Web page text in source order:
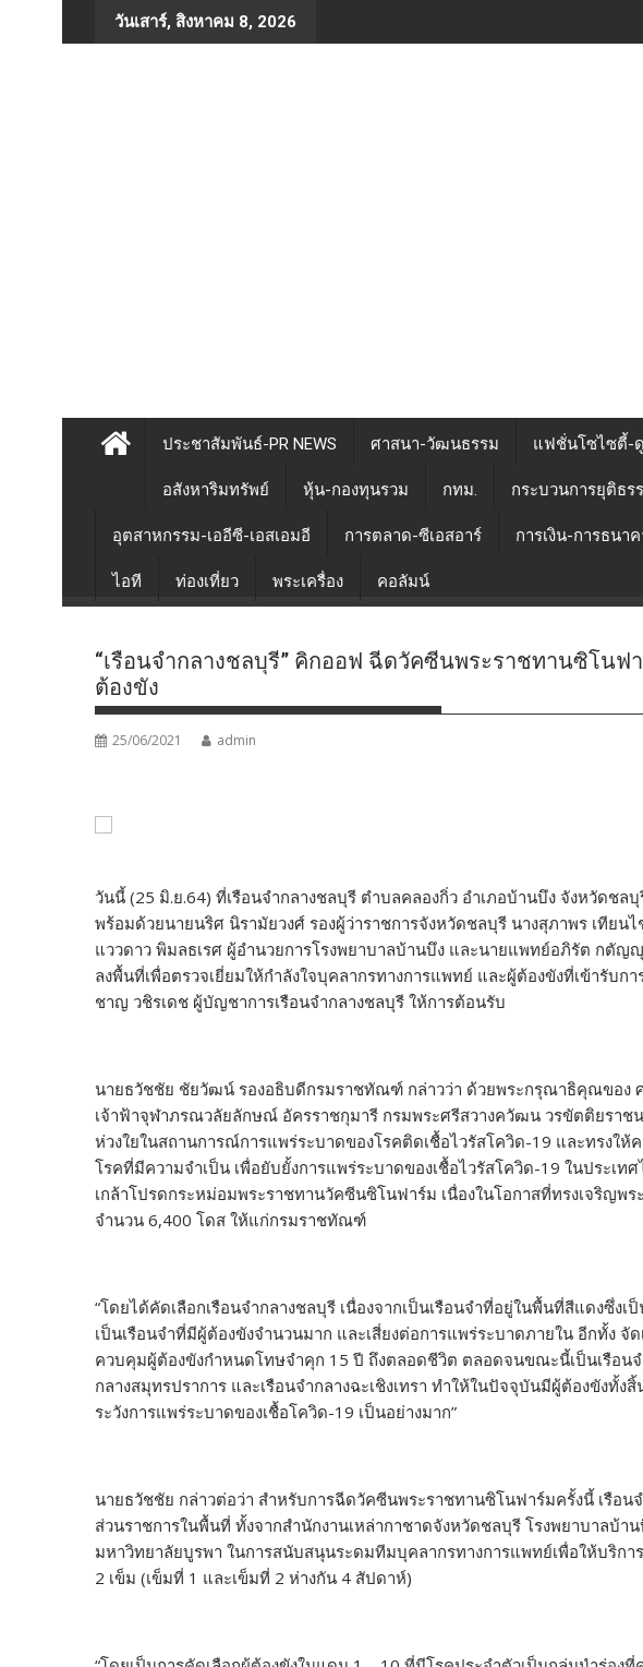
to
วันเสาร์, สิงหาคม 8, 2026
ประชาสัมพันธ์-PR NEWS ศาสนา-วัฒนธรรม แฟชั่นโซไซตี้-
อสังหาริมทรัพย์ หุ้น-กองทุนรวม กทม. กระบวนการยุติธร
อุตสาหกรรม-เออีซี-เอสเอมอี การตลาด-ซีเอสอาร์ การเงิน-การธนา
ไอที ท่องเที่ยว พระเครื่อง คอลัมน์
“เรือนจำกลางชลบุรี” คิกออฟ ฉีดวัคซีนพระราชทานซิโนฟ
ต้องขัง
25/06/2021 admin
วันนี้ (25 มิ.ย.64) ที่เรือนจำกลางชลบุรี ตำบลคลองกิ่ว อำเภอบ้านบึง จังหวัด
พร้อมด้วยนายนริศ นิรามัยวงศ์ รองผู้ว่าราชการจังหวัดชลบุรี นางสุภาพร เทีย
แววดาว พิมลธเรศ ผู้อำนวยการโรงพยาบาลบ้านบึง และนายแพทย์อภิรัต กตั
ลงพื้นที่เพื่อตรวจเยี่ยมให้กำลังใจบุคลากรทางการแพทย์ และผู้ต้องขังที่เข้ารับ
ชาญ วชิรเดช ผู้บัญชาการเรือนจำกลางชลบุรี ให้การต้อนรับ
นายธวัชชัย ชัยวัฒน์ รองอธิบดีกรมราชทัณฑ์ กล่าวว่า ด้วยพระกรุณาธิคุณของ ศ
เจ้าฟ้าจุฬาภรณวลัยลักษณ์ อัครราชกุมารี กรมพระศรีสวางควัฒน วรขัตติยราช
ห่วงใยในสถานการณ์การแพร่ระบาดของโรคติดเชื้อไวรัสโควิด-19 และทรงใ
โรคที่มีความจำเป็น เพื่อยับยั้งการแพร่ระบาดของเชื้อไวรัสโควิด-19 ในประเท
เกล้าโปรดกระหม่อมพระราชทานวัคซีนซิโนฟาร์ม เนื่องในโอกาสที่ทรงเจริญพ
จำนวน 6,400 โดส ให้แก่กรมราชทัณฑ์
“โดยได้คัดเลือกเรือนจำกลางชลบุรี เนื่องจากเป็นเรือนจำที่อยู่ในพื้นที่สีแดงซึ่ง
เป็นเรือนจำที่มีผู้ต้องขังจำนวนมาก และเสี่ยงต่อการแพร่ระบาดภายใน อีกทั้ง จั
ควบคุมผู้ต้องขังกำหนดโทษจำคุก 15 ปี ถึงตลอดชีวิต ตลอดจนขณะนี้เป็นเรือนจ
กลางสมุทรปราการ และเรือนจำกลางฉะเชิงเทรา ทำให้ในปัจจุบันมีผู้ต้องขังทั้
ระวังการแพร่ระบาดของเชื้อโควิด-19 เป็นอย่างมาก”
นายธวัชชัย กล่าวต่อว่า สำหรับการฉีดวัคซีนพระราชทานซิโนฟาร์มครั้งนี้ เรือน
ส่วนราชการในพื้นที่ ทั้งจากสำนักงานเหล่ากาชาดจังหวัดชลบุรี โรงพยาบาลบ้า
มหาวิทยาลัยบูรพา ในการสนับสนุนระดมทีมบุคลากรทางการแพทย์เพื่อให้บริก
2 เข็ม (เข็มที่ 1 และเข็มที่ 2 ห่างกัน 4 สัปดาห์)